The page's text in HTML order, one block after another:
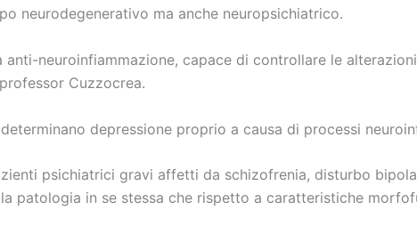
neurodegenerativo ma anche neuropsichiatrico.
anti-neuroinfiammazione, capace di controllare le
Cuzzocrea.
depressione proprio a causa di processi
psichiatrici gravi affetti da schizofrenia, disturbo
patologia in se stessa che rispetto a caratteristiche